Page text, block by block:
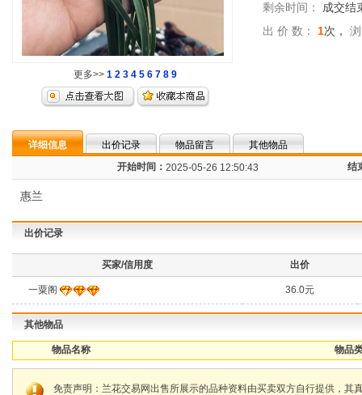
更多>> 1 2 3 4 5 6 7 8 9
剩余时间：
成交结
出 价 数：
1次，
详细信息 出价记录 物品留言
其他物品
开始时间： 2025-05-26 12:50:43 结
惠兰
出价记录
买家/信用度 出价
一粟阁 36.0元
其他物品
物品名称 物品
免责声明：兰花交易网出售所展示的品种资料由买卖双方自行提供，